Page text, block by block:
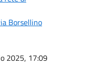
Borsellino
2025, 17:09